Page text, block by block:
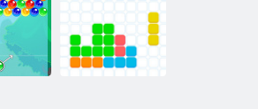
Bubble Shooter:
Nekonečno